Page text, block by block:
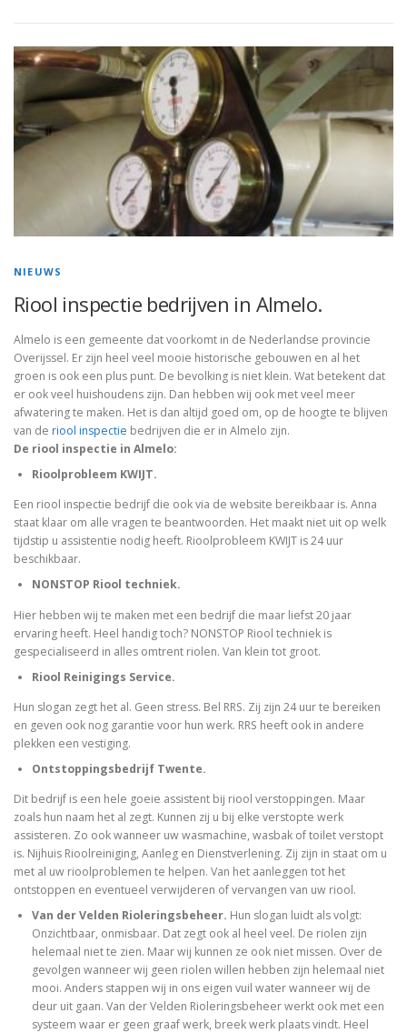
NIEUWS
Riool inspectie bedrijven in Almelo.
Almelo is een gemeente dat voorkomt in de Nederlandse provincie
Overijssel. Er zijn heel veel mooie historische gebouwen en al het
groen is ook een plus punt. De bevolking is niet klein. Wat betekent dat
er ook veel huishoudens zijn. Dan hebben wij ook met veel meer
afwatering te maken. Het is dan altijd goed om, op de hoogte te blijven
van de riool inspectie bedrijven die er in Almelo zijn.
De riool inspectie in Almelo:
Rioolprobleem KWIJT.
Een riool inspectie bedrijf die ook via de website bereikbaar is. Anna
staat klaar om alle vragen te beantwoorden. Het maakt niet uit op welk
tijdstip u assistentie nodig heeft. Rioolprobleem KWIJT is 24 uur
beschikbaar.
NONSTOP Riool techniek.
Hier hebben wij te maken met een bedrijf die maar liefst 20 jaar
ervaring heeft. Heel handig toch? NONSTOP Riool techniek is
gespecialiseerd in alles omtrent riolen. Van klein tot groot.
Riool Reinigings Service.
Hun slogan zegt het al. Geen stress. Bel RRS. Zij zijn 24 uur te bereiken
en geven ook nog garantie voor hun werk. RRS heeft ook in andere
plekken een vestiging.
Ontstoppingsbedrijf Twente.
Dit bedrijf is een hele goeie assistent bij riool verstoppingen. Maar
zoals hun naam het al zegt. Kunnen zij u bij elke verstopte werk
assisteren. Zo ook wanneer uw wasmachine, wasbak of toilet verstopt
is. Nijhuis Rioolreiniging, Aanleg en Dienstverlening. Zij zijn in staat om u
met al uw rioolproblemen te helpen. Van het aanleggen tot het
ontstoppen en eventueel verwijderen of vervangen van uw riool.
Van der Velden Rioleringsbeheer. Hun slogan luidt als volgt:
Onzichtbaar, onmisbaar. Dat zegt ook al heel veel. De riolen zijn
helemaal niet te zien. Maar wij kunnen ze ook niet missen. Over de
gevolgen wanneer wij geen riolen willen hebben zijn helemaal niet
mooi. Anders stappen wij in ons eigen vuil water wanneer wij de
deur uit gaan. Van der Velden Rioleringsbeheer werkt ook met een
systeem waar er geen graaf werk, breek werk plaats vindt. Heel